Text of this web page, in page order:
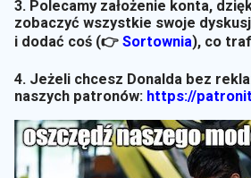
3. Polecamy założenie konta,
zobaczyć wszystkie swoje
i dodać coś (👉 Sortownia), co
4. Jeżeli chcesz Donalda bez
naszych patronów: https://